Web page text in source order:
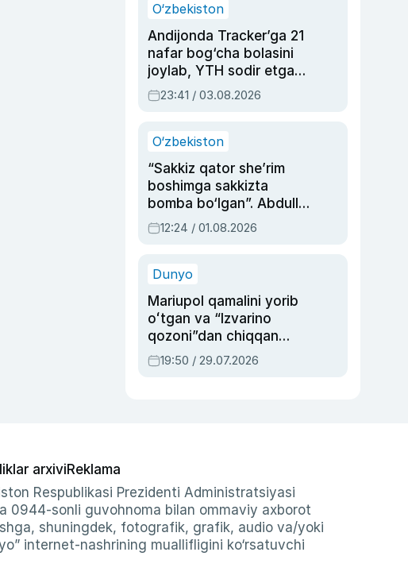
O‘zbekiston
Andijonda Tracker’ga 21
nafar bog‘cha bolasini
joylab, YTH sodir etgan
ayolga sud hukmi o‘qildi
23:41 / 03.08.2026
O‘zbekiston
“Sakkiz qator she’rim
boshimga sakkizta
bomba bo‘lgan”. Abdulla
Oripovni siyosiy
ayblovlardan asrab
12:24 / 01.08.2026
Dunyo
Mariupol qamalini yorib
oʻtgan va “Izvarino
qozoni”dan chiqqan
qahramon — Ukraina
armiyasi bosh
19:50 / 29.07.2026
arxiviReklama
Respublikasi Prezidenti Administratsiyasi
0944-sonli guvohnoma bilan ommaviy axborot
shuningdek, fotografik, grafik, audio va/yoki
internet-nashrining muallifligini ko‘rsatuvchi